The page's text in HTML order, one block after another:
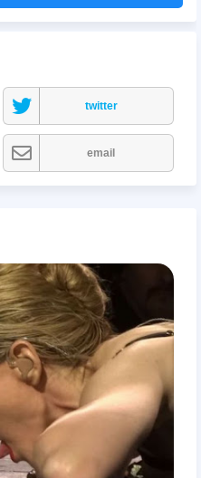
twitter
email